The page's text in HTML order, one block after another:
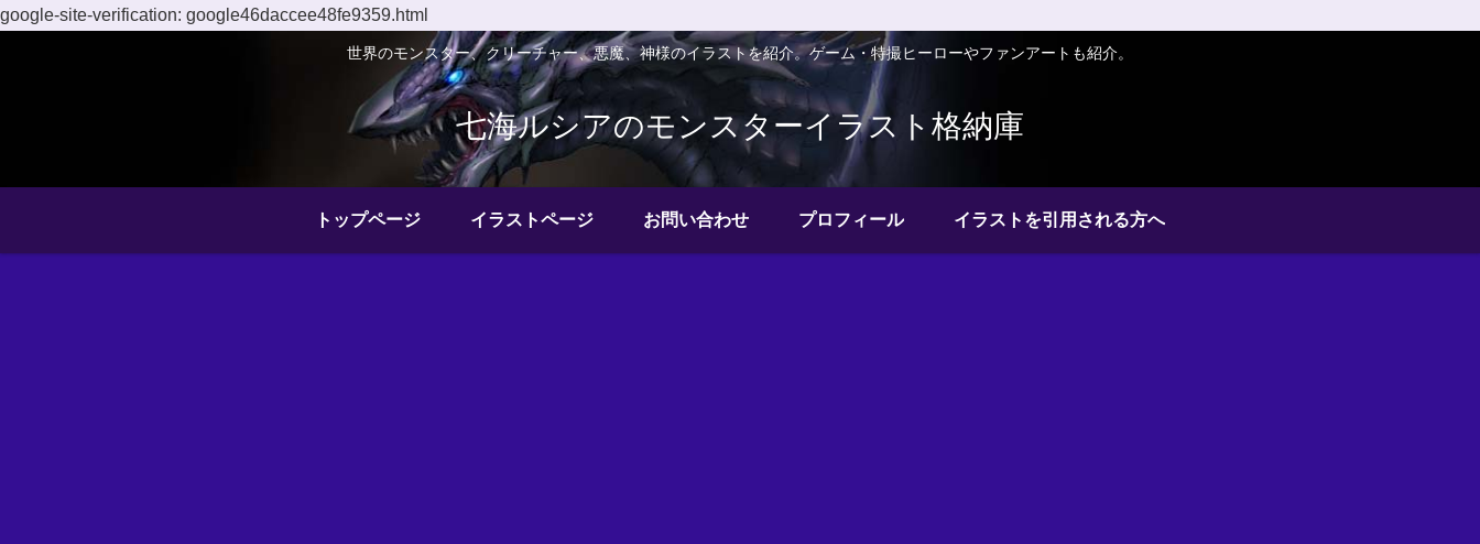
google-site-verification: google46daccee48fe9359.html
世界のモンスター、クリーチャー、悪魔、神様のイラストを紹介。ゲーム・特撮ヒーローやファンアートも紹介。
七海ルシアのモンスターイラスト格納庫
トップページ イラストページ お問い合わせ プロフィール イラストを引用される方へ